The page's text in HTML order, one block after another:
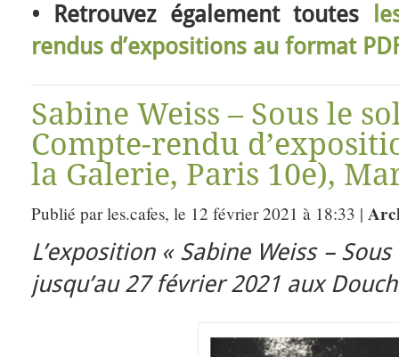
• Retrouvez également toutes
rendus d’expositions au format
Sabine Weiss – Sous le
Compte-rendu
la Galerie, Paris 10e),
Publié par les.cafes, le 12 février 2021 à 18:33 |
L’exposition « Sabine Weiss –
jusqu’au 27 février 2021 aux